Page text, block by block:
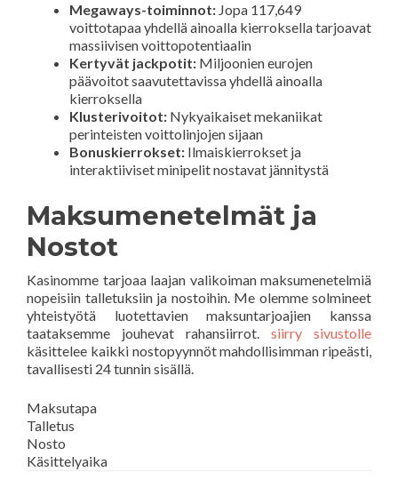
Megaways-toiminnot: Jopa 117,649
voittotapaa yhdellä ainoalla kierroksella tarjoavat
massiivisen voittopotentiaalin
Kertyvät jackpotit: Miljoonien eurojen
päävoitot saavutettavissa yhdellä ainoalla
kierroksella
Klusterivoitot: Nykyaikaiset mekaniikat
perinteisten voittolinjojen sijaan
Bonuskierrokset: Ilmaiskierrokset ja
interaktiiviset minipelit nostavat jännitystä
Maksumenetelmät ja
Nostot
Kasinomme tarjoaa laajan valikoiman maksumenetelmiä
nopeisiin talletuksiin ja nostoihin. Me olemme solmineet
yhteistyötä luotettavien maksuntarjoajien kanssa
taataksemme jouhevat rahansiirrot. siirry sivustolle
käsittelee kaikki nostopyynnöt mahdollisimman ripeästi,
tavallisesti 24 tunnin sisällä.
Maksutapa
Talletus
Nosto
Käsittelyaika